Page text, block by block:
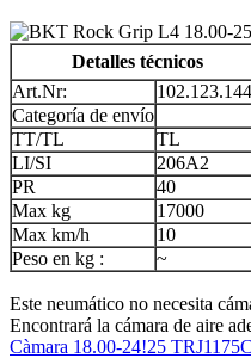
Detalles técnicos
Art.Nr:
Categoría de envío
TT/TL
TL
LI/SI
206A2
PR
40
Max kg
17000
Max km/h
10
Peso en kg :
~
Este neumático no necesita
Encontrará la cámara de aire
Càmara 18.00-24!25 TRJ1175C